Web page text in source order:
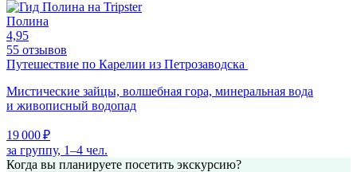
Полина
4,95
55 отзывов
Путешествие по Карелии из Петрозаводска
Мистические зайцы, волшебная гора, минеральная вода
и живописный водопад
19 000 ₽
за группу, 1–4 чел.
Когда вы планируете посетить экскурсию?